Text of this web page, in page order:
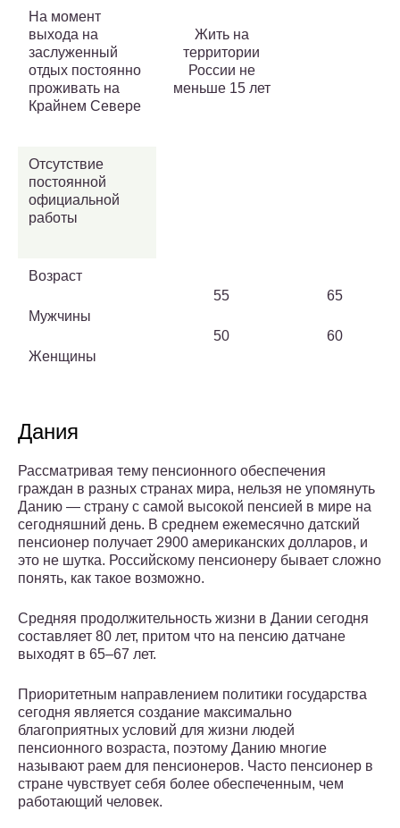
На момент
выхода на
заслуженный
отдых постоянно
проживать на
Крайнем Севере
Жить на
территории
России не
меньше 15 лет
Отсутствие
постоянной
официальной
работы
Возраст
Мужчины
Женщины
55
50
65
60
Дания
Рассматривая тему пенсионного обеспечения
граждан в разных странах мира, нельзя не упомянуть
Данию — страну с самой высокой пенсией в мире на
сегодняшний день. В среднем ежемесячно датский
пенсионер получает 2900 американских долларов, и
это не шутка. Российскому пенсионеру бывает сложно
понять, как такое возможно.
Средняя продолжительность жизни в Дании сегодня
составляет 80 лет, притом что на пенсию датчане
выходят в 65–67 лет.
Приоритетным направлением политики государства
сегодня является создание максимально
благоприятных условий для жизни людей
пенсионного возраста, поэтому Данию многие
называют раем для пенсионеров. Часто пенсионер в
стране чувствует себя более обеспеченным, чем
работающий человек.